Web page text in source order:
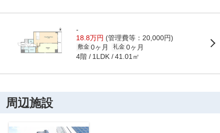
-
18.8万円 (管理費等：20,000円)
敷金 0ヶ月 礼金 0ヶ月
4階 1LDK 41.01㎡
周辺施設